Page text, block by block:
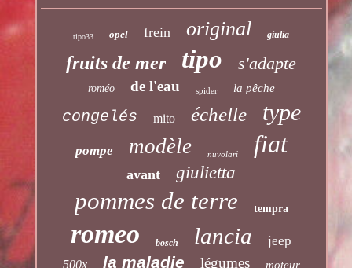
tipo33 opel frein original giulia
fruits de mer tipo s'adapte
roméo de l'eau spider la pêche
congelés mito échelle type
pompe modèle nuvolari fiat
avant giulietta
pommes de terre tempra
romeo bosch lancia jeep
500x la maladie légumes moteur